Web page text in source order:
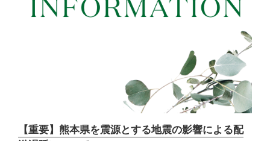
【重要】熊本県を震源とする地震の影響による配